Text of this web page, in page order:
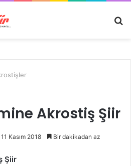
Akrostiş Şiir
Kasım 2018 Bir dakikadan az
Şiir